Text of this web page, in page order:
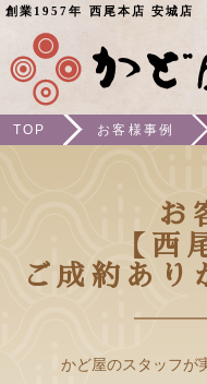
創業1957年 西尾本店 安城店
TOP お客様事例
お
【西
ご成約あり
かど屋のスタッフが